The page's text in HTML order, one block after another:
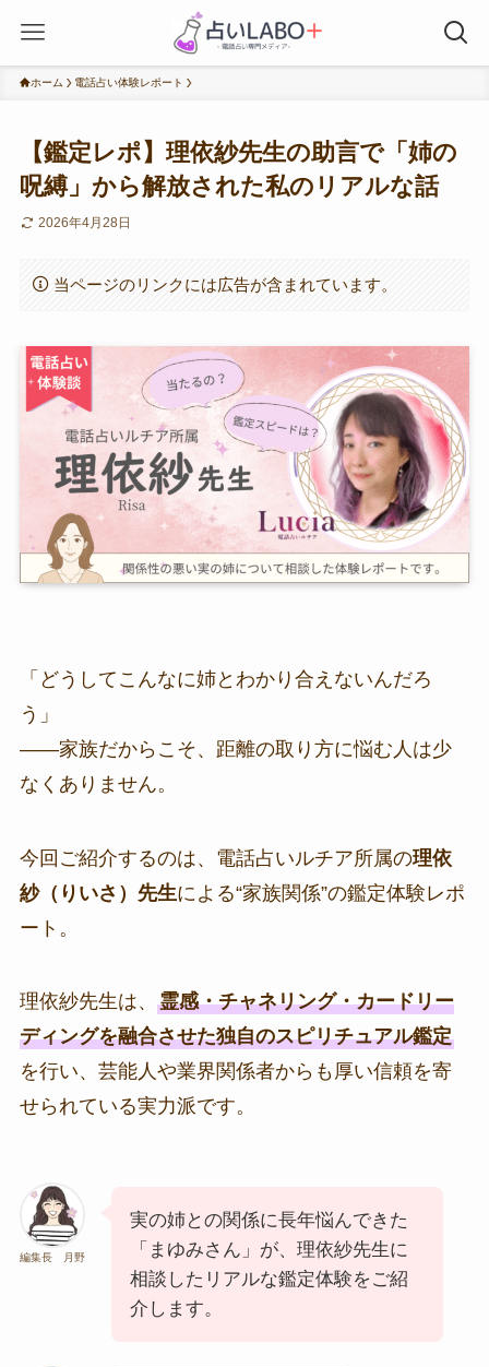
ホーム 電話占い体験レポート
【鑑定レポ】理依紗先生の助言で「姉の
呪縛」から解放された私のリアルな話
2026年4月28日
当ページのリンクには広告が含まれています。
「どうしてこんなに姉とわかり合えないんだろ
う」
――家族だからこそ、距離の取り方に悩む人は少
なくありません。
今回ご紹介するのは、電話占いルチア所属の理依
紗（りいさ）先生による“家族関係”の鑑定体験レポ
ート。
理依紗先生は、 霊感・チャネリング・カードリー
ディングを融合させた独自のスピリチュアル鑑定
を行い、芸能人や業界関係者からも厚い信頼を寄
せられている実力派です。
編集長 月野
実の姉との関係に長年悩んできた
「まゆみさん」が、理依紗先生に
相談したリアルな鑑定体験をご紹
介します。